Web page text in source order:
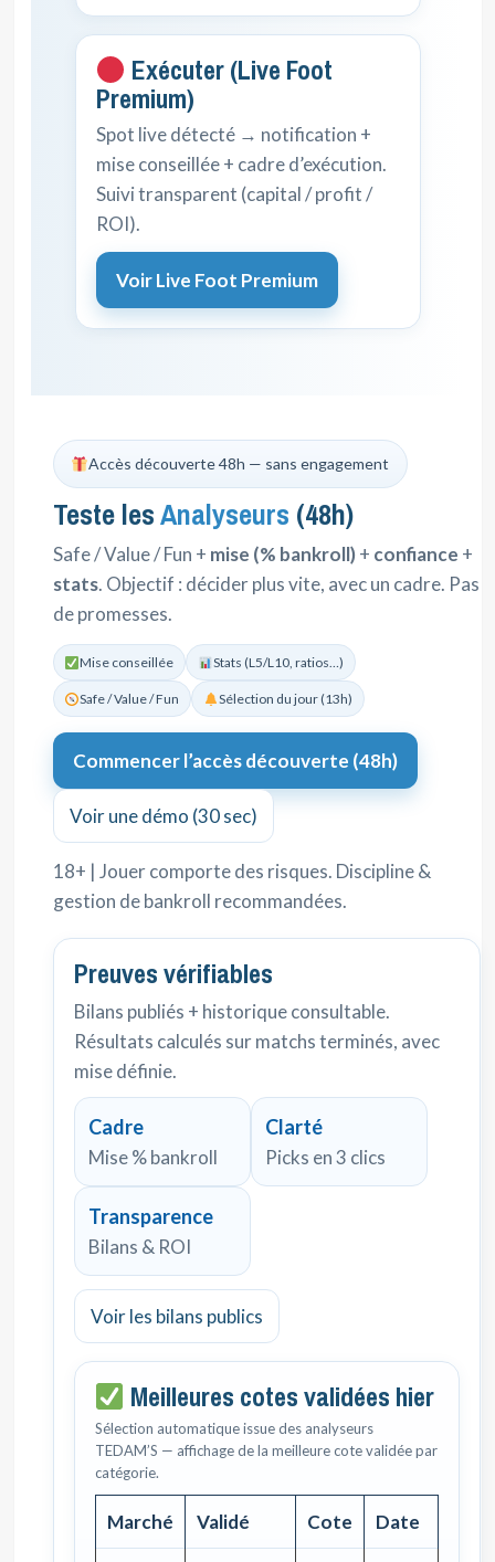
Exécuter (Live Foot
Premium)
Spot live détecté → notification +
mise conseillée + cadre d’exécution.
Suivi transparent (capital / profit /
ROI).
Voir Live Foot Premium
Accès découverte 48h — sans engagement
Teste lesAnalyseurs (48h)
Safe / Value / Fun + mise (% bankroll)+ confiance +
stats. Objectif : décider plus vite, avec un cadre. Pas
de promesses.
Mise conseillée Stats (L5/L10, ratios…)
Safe / Value / Fun Sélection du jour (13h)
Commencer l’accès découverte (48h)
Voir une démo (30 sec)
18+ | Jouer comporte des risques. Discipline &
gestion de bankroll recommandées.
Preuves vérifiables
Bilans publiés + historique consultable.
Résultats calculés sur matchs terminés, avec
mise définie.
Cadre
Mise % bankroll
Clarté
Picks en 3 clics
Transparence
Bilans & ROI
Voir les bilans publics
Meilleures cotes validées hier
Sélection automatique issue des analyseurs
TEDAM’S — affichage de la meilleure cote validée par
catégorie.
Marché Validé Cote Date